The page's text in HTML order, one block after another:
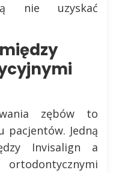
nie uzyskać
zębów to
pacjentów. Jedną
Invisalign a